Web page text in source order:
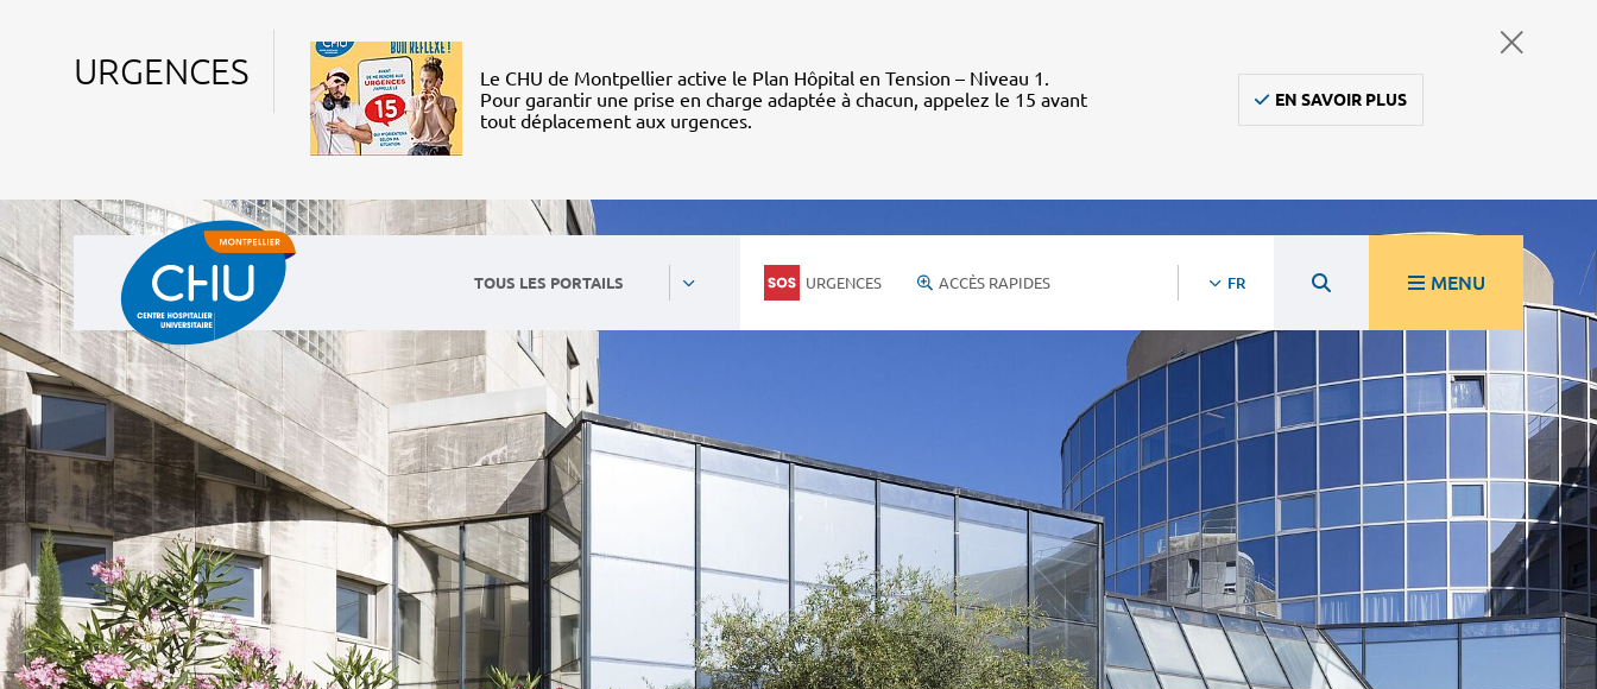
URGENCES
Le CHU de Montpellier active le Plan Hôpital en Tension – Niveau 1.
Pour garantir une prise en charge adaptée à chacun, appelez le 15 avant
tout déplacement aux urgences.
EN SAVOIR PLUS
TOUS LES PORTAILS URGENCES ACCÈS RAPIDES FR MENU